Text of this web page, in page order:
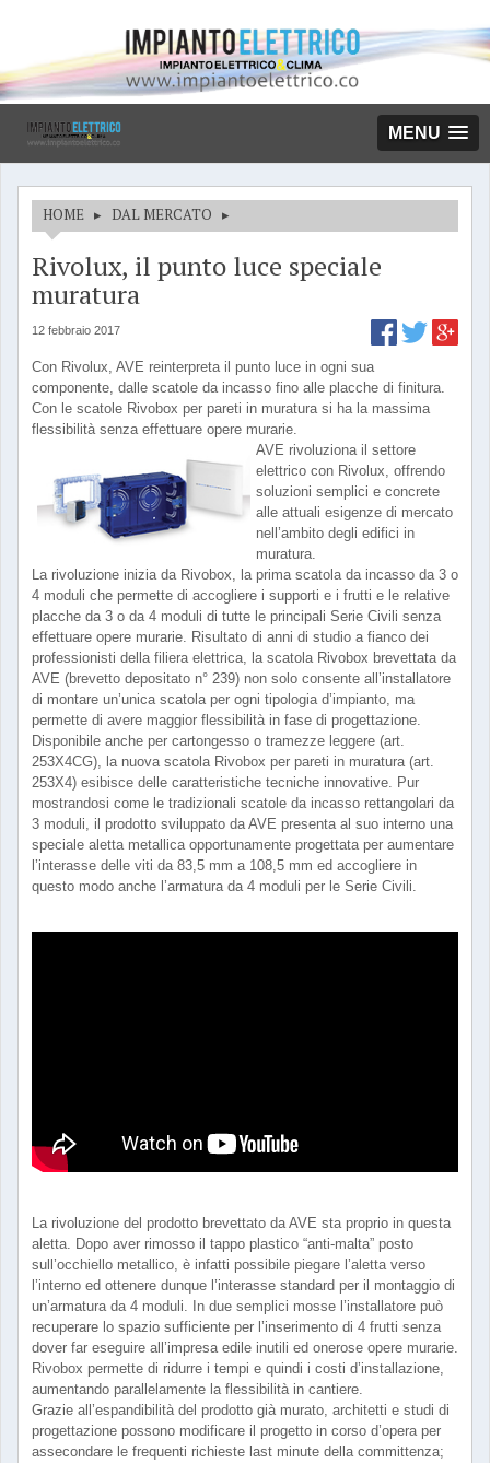
MENU
HOME ▸ DAL MERCATO ▸
Rivolux, il punto luce speciale
muratura
12 febbraio 2017
Con Rivolux, AVE reinterpreta il punto luce in ogni sua
componente, dalle scatole da incasso fino alle placche di finitura.
Con le scatole Rivobox per pareti in muratura si ha la massima
flessibilità senza effettuare opere murarie.
AVE rivoluziona il settore
elettrico con Rivolux, offrendo
soluzioni semplici e concrete
alle attuali esigenze di mercato
nell’ambito degli edifici in
muratura.
La rivoluzione inizia da Rivobox, la prima scatola da incasso da 3 o
4 moduli che permette di accogliere i supporti e i frutti e le relative
placche da 3 o da 4 moduli di tutte le principali Serie Civili senza
effettuare opere murarie. Risultato di anni di studio a fianco dei
professionisti della filiera elettrica, la scatola Rivobox brevettata da
AVE (brevetto depositato n° 239) non solo consente all’installatore
di montare un’unica scatola per ogni tipologia d’impianto, ma
permette di avere maggior flessibilità in fase di progettazione.
Disponibile anche per cartongesso o tramezze leggere (art.
253X4CG), la nuova scatola Rivobox per pareti in muratura (art.
253X4) esibisce delle caratteristiche tecniche innovative. Pur
mostrandosi come le tradizionali scatole da incasso rettangolari da
3 moduli, il prodotto sviluppato da AVE presenta al suo interno una
speciale aletta metallica opportunamente progettata per aumentare
l’interasse delle viti da 83,5 mm a 108,5 mm ed accogliere in
questo modo anche l’armatura da 4 moduli per le Serie Civili.
La rivoluzione del prodotto brevettato da AVE sta proprio in questa
aletta. Dopo aver rimosso il tappo plastico “anti-malta” posto
sull’occhiello metallico, è infatti possibile piegare l’aletta verso
l’interno ed ottenere dunque l’interasse standard per il montaggio di
un’armatura da 4 moduli. In due semplici mosse l’installatore può
recuperare lo spazio sufficiente per l’inserimento di 4 frutti senza
dover far eseguire all’impresa edile inutili ed onerose opere murarie.
Rivobox permette di ridurre i tempi e quindi i costi d’installazione,
aumentando parallelamente la flessibilità in cantiere.
Grazie all’espandibilità del prodotto già murato, architetti e studi di
progettazione possono modificare il progetto in corso d’opera per
assecondare le frequenti richieste last minute della committenza;